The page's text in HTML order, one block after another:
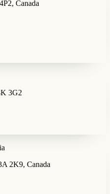
Canada
3G2
2K9, Canada